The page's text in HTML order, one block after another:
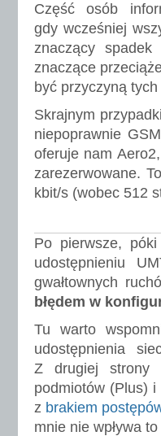
Część osób
gdy wcześniej
znaczący
znaczące
być przyczyną
Skrajnym
niepoprawnie
oferuje nam
zarezerwowane.
kbit/s (wobec 512
Po pierwsze,
udostępnieniu
gwałtownych
błędem w
Tu warto
udostępnienia
Z drugiej strony
podmiotów (Plus)
z brakiem
mnie nie wpływa